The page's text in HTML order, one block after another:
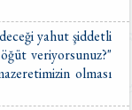
yahut şiddetli
veriyorsunuz?"
olması